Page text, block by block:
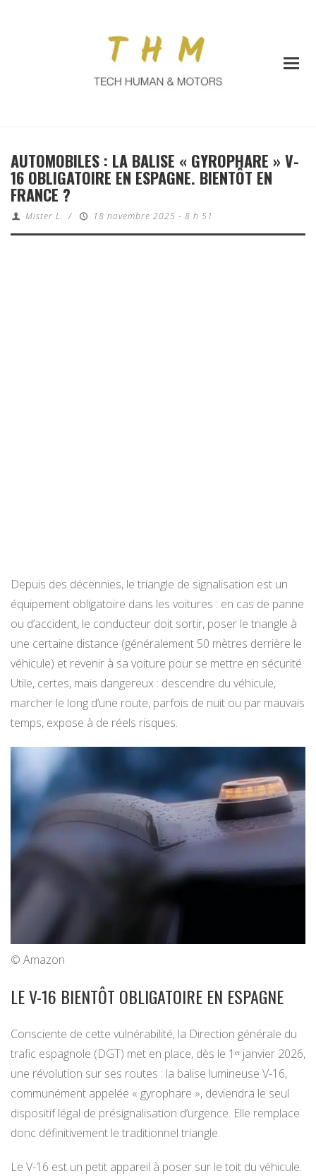
AUTOMOBILES : LA BALISE « GYROPHARE » V-
16 OBLIGATOIRE EN ESPAGNE. BIENTÔT EN
FRANCE ?
Mister L. / 18 novembre 2025 - 8 h 51
Depuis des décennies, le triangle de signalisation est un
équipement obligatoire dans les voitures : en cas de panne
ou d’accident, le conducteur doit sortir, poser le triangle à
une certaine distance (généralement 50 mètres derrière le
véhicule) et revenir à sa voiture pour se mettre en sécurité.
Utile, certes, mais dangereux : descendre du véhicule,
marcher le long d’une route, parfois de nuit ou par mauvais
temps, expose à de réels risques.
© Amazon
LE V-16 BIENTÔT OBLIGATOIRE EN ESPAGNE
Consciente de cette vulnérabilité, la Direction générale du
trafic espagnole (DGT) met en place, dès le 1ᵉʳ janvier 2026,
une révolution sur ses routes : la balise lumineuse V-16,
communément appelée « gyrophare », deviendra le seul
dispositif légal de présignalisation d’urgence. Elle remplace
donc définitivement le traditionnel triangle.
Le V-16 est un petit appareil à poser sur le toit du véhicule.